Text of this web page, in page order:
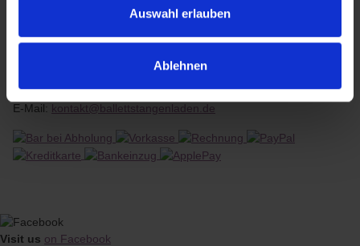
Auswahl erlauben
Ablehnen
Contact
phone: +49 (0)351 / 42 15 281
E-Mail: kontakt@ballettstangenladen.de
Visit us on Facebook